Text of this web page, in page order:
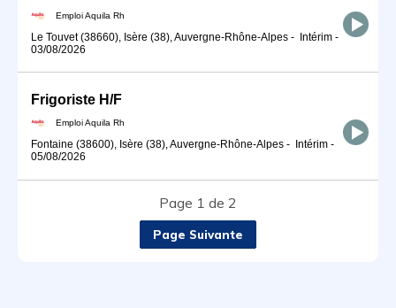
Emploi Aquila Rh
Le Touvet (38660), Isère (38), Auvergne-Rhône-Alpes - Intérim -
03/08/2026
Frigoriste H/F
Emploi Aquila Rh
Fontaine (38600), Isère (38), Auvergne-Rhône-Alpes - Intérim -
05/08/2026
Page 1 de 2
Page Suivante